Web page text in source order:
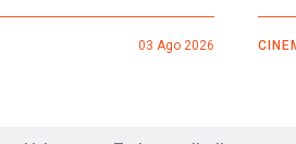
03 Ago 2026